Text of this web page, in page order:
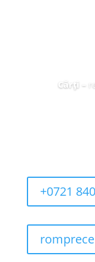
Cărți –
+0721